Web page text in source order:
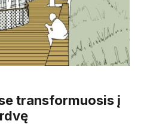
transformuosis į